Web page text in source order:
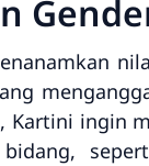
ingin